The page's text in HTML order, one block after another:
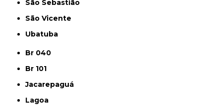
São Sebastião
São Vicente
Ubatuba
Br 040
Br 101
Jacarepaguá
Lagoa